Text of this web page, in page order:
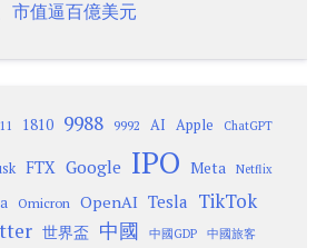
市值逼百億美元
1810 9988 9992 AI Apple ChatGPT
FTX Google IPO Meta Netflix
Omicron OpenAI Tesla TikTok
世界盃 中國 中國GDP 中國旅客